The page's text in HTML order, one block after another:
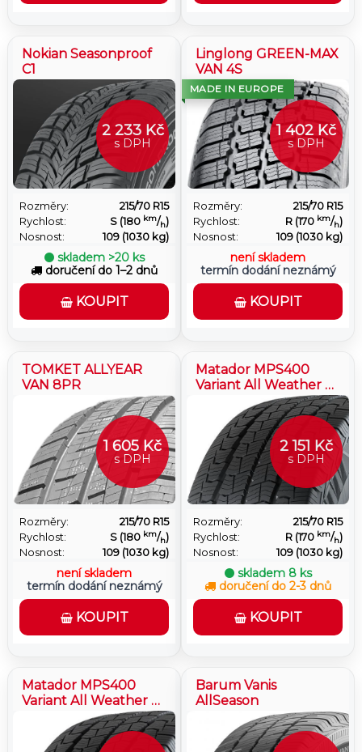
Nokian Seasonproof
C1
2 233 Kč
s DPH
Rozměry:
215/70 R15
Rychlost:
S (180 km/h)
Nosnost:
109 (1030 kg)
skladem >20 ks
doručení do 1–2 dnů
KOUPIT
Linglong GREEN-MAX
VAN 4S
MADE IN EUROPE
1 402 Kč
s DPH
Rozměry:
215/70 R15
Rychlost:
R (170 km/h)
Nosnost:
109 (1030 kg)
není skladem
termín dodání neznámý
KOUPIT
TOMKET ALLYEAR
VAN 8PR
1 605 Kč
s DPH
Rozměry:
215/70 R15
Rychlost:
S (180 km/h)
Nosnost:
109 (1030 kg)
není skladem
termín dodání neznámý
KOUPIT
Matador MPS400
Variant All Weather 2
2 151 Kč
s DPH
Rozměry:
215/70 R15
Rychlost:
R (170 km/h)
Nosnost:
109 (1030 kg)
skladem 8 ks
doručení do 2-3 dnů
KOUPIT
Matador MPS400
Variant All Weather 2
Barum Vanis
AllSeason